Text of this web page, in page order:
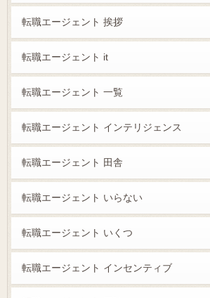
転職エージェント 挨拶
転職エージェント it
転職エージェント 一覧
転職エージェント インテリジェンス
転職エージェント 田舎
転職エージェント いらない
転職エージェント いくつ
転職エージェント インセンティブ